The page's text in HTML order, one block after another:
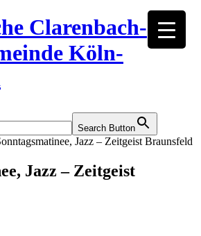
Search Button
Jazz – Zeitgeist Braunsfeld
Jazz – Zeitgeist